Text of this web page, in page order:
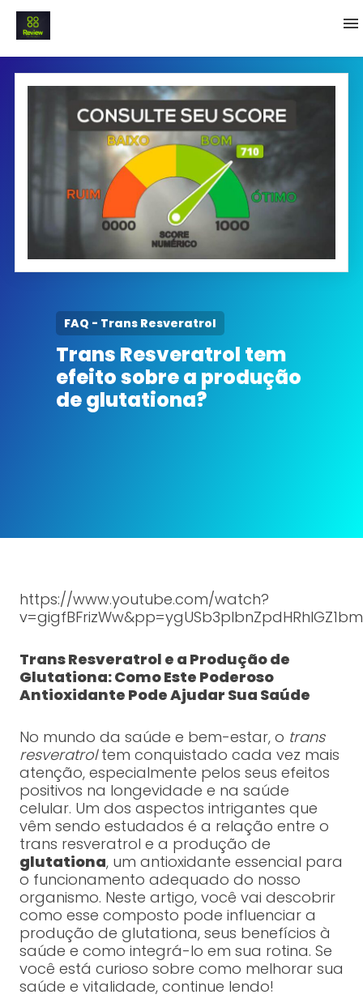
INICIO
Termo e Condições
Política Privacidade
SOBRE NÓS
FAQ - Trans Resveratrol
Trans Resveratrol tem
efeito sobre a produção
de glutationa?
https://www.youtube.com/watch?
Trans Resveratrol e a Produção de
Glutationa: Como Este Poderoso
Antioxidante Pode Ajudar Sua Saúde
No mundo da saúde e bem-estar, o trans
resveratroltem conquistado cada vez mais
atenção, especialmente pelos seus efeitos
positivos na longevidade e na saúde
celular. Um dos aspectos intrigantes que
vêm sendo estudados é a relação entre o
trans resveratrol e a produção de
glutationa, um antioxidante essencial para
o funcionamento adequado do nosso
organismo. Neste artigo, você vai descobrir
como esse composto pode influenciar a
produção de glutationa, seus benefícios à
saúde e como integrá-lo em sua rotina. Se
você está curioso sobre como melhorar sua
saúde e vitalidade, continue lendo!